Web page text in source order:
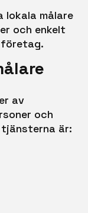
lokala målare
och enkelt
av
och
är: